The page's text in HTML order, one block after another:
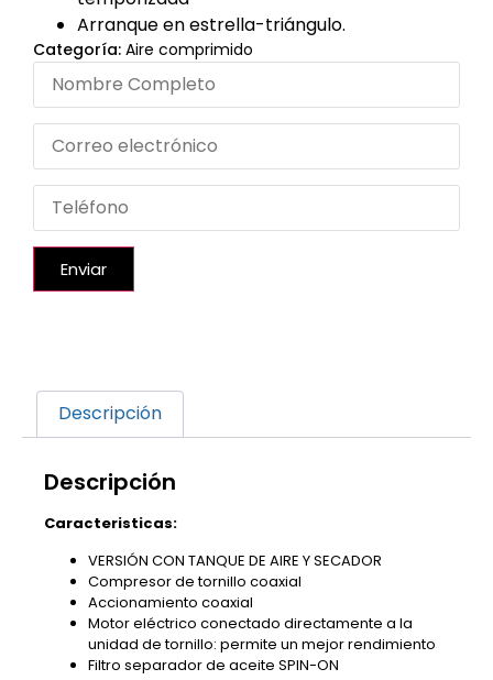
Arranque en estrella-triángulo.
Categoría: Aire comprimido
Enviar
Descripción
Descripción
Caracteristicas:
VERSIÓN CON TANQUE DE AIRE Y SECADOR
Compresor de tornillo coaxial
Accionamiento coaxial
Motor eléctrico conectado directamente a la
unidad de tornillo: permite un mejor rendimiento
Filtro separador de aceite SPIN-ON